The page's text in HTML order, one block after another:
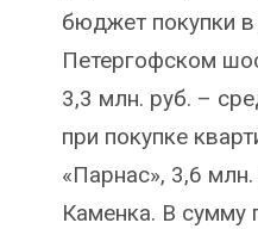
бюджет покупки
Петергофском
3,3 млн. руб. –
при покупке
«Парнас», 3,6
Каменка. В сумму